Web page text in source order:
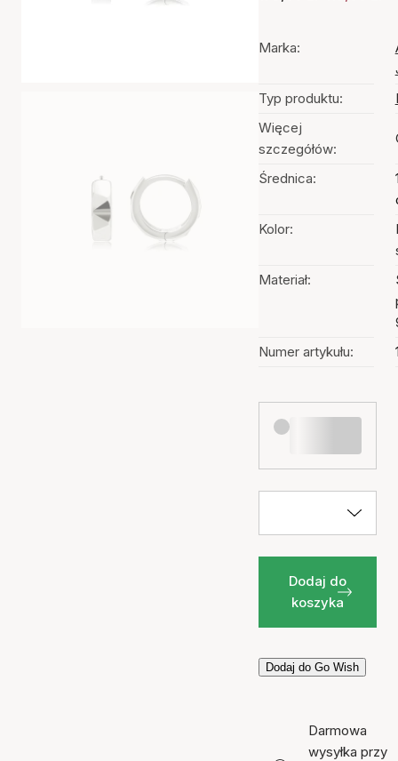
Marka:
Typ produktu:
Więcej
szczegółów:
Średnica:
Kolor:
Materiał:
Numer artykułu:
Dodaj do
koszyka
Dodaj do Go Wish
Darmowa
wysyłka przy